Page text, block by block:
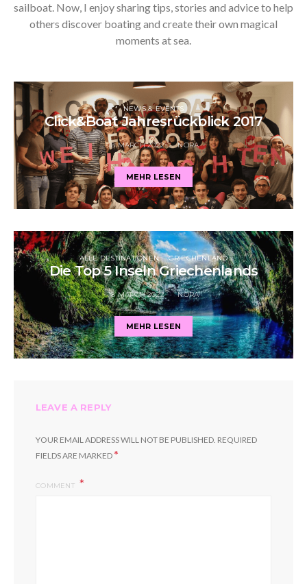
sailboat. Now, I enjoy sharing tips, stories and advice to help
others discover boating and create their own magical
moments at sea.
NEWS & EVENTS
Click&Boat Jahresrückblick 2017
18 MARCH 2022 NORA
MEHR LESEN
ALLE DESTINATIONEN GRIECHENLAND
Die Top 5 Inseln Griechenlands
18 MARCH 2022 NORA
MEHR LESEN
LEAVE A REPLY
YOUR EMAIL ADDRESS WILL NOT BE PUBLISHED. REQUIRED
FIELDS ARE MARKED*
COMMENT